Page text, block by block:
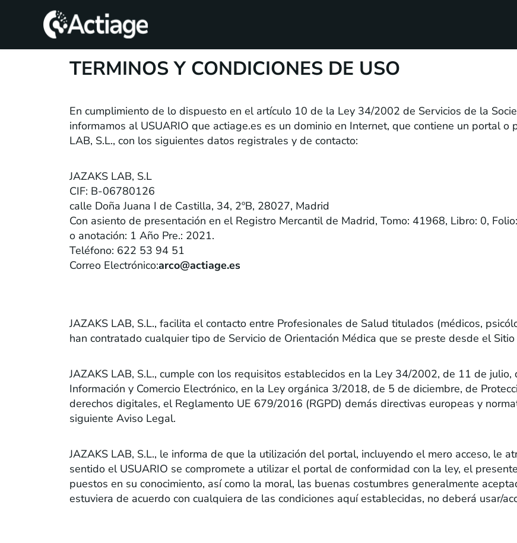
TERMINOS Y CONDICIONES DE USO
En cumplimiento de lo dispuesto en el artículo 10 de la Ley 34/2002 de Servicios de la
informamos al USUARIO que actiage.es es un dominio en Internet, que contiene un portal
LAB, S.L., con los siguientes datos registrales y de contacto:
JAZAKS LAB, S.L
CIF: B-06780126
calle Doña Juana I de Castilla, 34, 2ºB, 28027, Madrid
Con asiento de presentación en el Registro Mercantil de Madrid, Tomo: 41968, Libro: 0,
o anotación: 1 Año Pre.: 2021.
Teléfono: 622 53 94 51
Correo Electrónico:arco@actiage.es
JAZAKS LAB, S.L., facilita el contacto entre Profesionales de Salud titulados (médicos,
han contratado cualquier tipo de Servicio de Orientación Médica que se preste desde el
JAZAKS LAB, S.L., cumple con los requisitos establecidos en la Ley 34/2002, de 11 de
Información y Comercio Electrónico, en la Ley orgánica 3/2018, de 5 de diciembre, de
derechos digitales, el Reglamento UE 679/2016 (RGPD) demás directivas europeas y
siguiente Aviso Legal.
JAZAKS LAB, S.L., le informa de que la utilización del portal, incluyendo el mero acceso, le
sentido el USUARIO se compromete a utilizar el portal de conformidad con la ley, el
puestos en su conocimiento, así como la moral, las buenas costumbres generalmente
estuviera de acuerdo con cualquiera de las condiciones aquí establecidas, no deberá usar/